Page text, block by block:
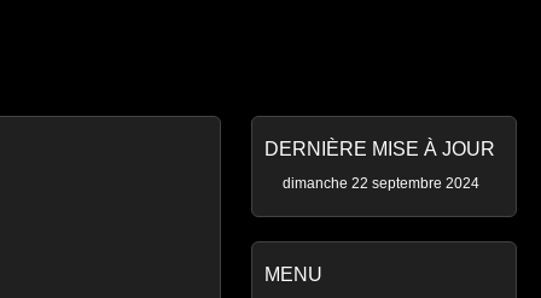
DERNIÈRE MISE À JOUR
dimanche 22 septembre 2024
MENU